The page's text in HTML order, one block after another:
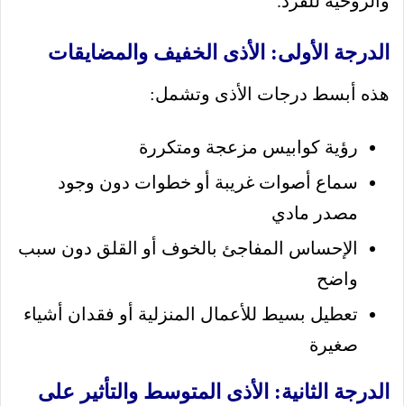
الدرجة الأولى: الأذى الخفيف والمضايقات
هذه أبسط درجات الأذى وتشمل:
رؤية كوابيس مزعجة ومتكررة
سماع أصوات غريبة أو خطوات دون وجود
مصدر مادي
الإحساس المفاجئ بالخوف أو القلق دون سبب
واضح
تعطيل بسيط للأعمال المنزلية أو فقدان أشياء
صغيرة
الدرجة الثانية: الأذى المتوسط والتأثير على